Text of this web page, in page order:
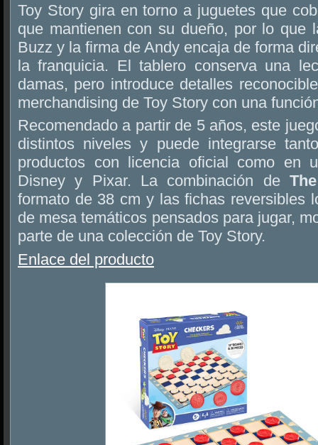
Toy Story gira en torno a juguetes que
que mantienen con su dueño, por lo que
Buzz y la firma de Andy encaja de forma
la franquicia. El tablero conserva una
damas, pero introduce detalles
merchandising de Toy Story con una
Recomendado a partir de 5 años, este
distintos niveles y puede integrarse
productos con licencia oficial como en
Disney y Pixar. La combinación de
formato de 38 cm y las fichas reversibles
de mesa temáticos pensados para jugar,
parte de una colección de Toy Story.
Enlace del producto